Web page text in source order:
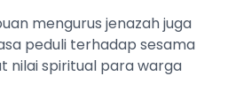
mengurus jenazah juga
peduli terhadap sesama
nilai spiritual para warga